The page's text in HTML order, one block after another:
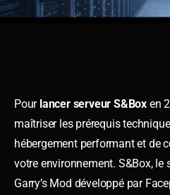
Pour lancer serveur S&Box en
maîtriser les prérequis
hébergement performant et de
votre environnement. S&Box, le
Garry’s Mod développé par